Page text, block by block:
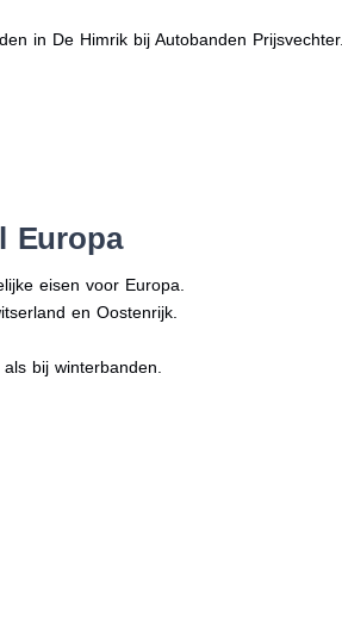
in De Himrik bij Autobanden Prijsvechter.
Europa
eisen voor Europa.
en Oostenrijk.
bij winterbanden.